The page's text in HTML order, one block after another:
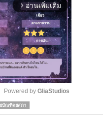
arrow_forward_ios อ่านเพิ่มเติม
Powered by GliaStudios
บัณฑิตยสภา